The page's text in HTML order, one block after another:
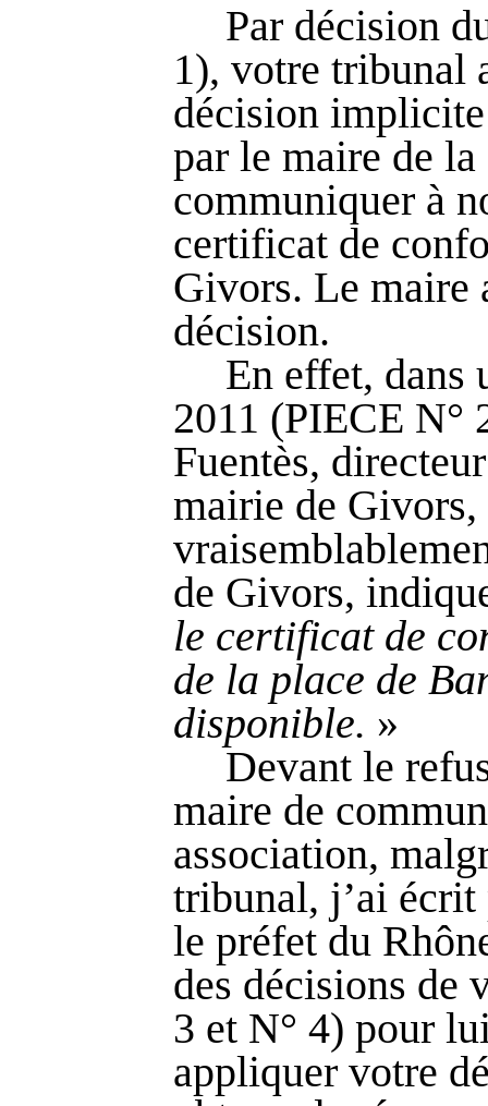
Par décision
1), votre tribunal
décision
par le maire de
communiquer à
certificat de
Givors. Le maire
décision.
En effet, dans
2011 (PIECE N°
Fuentès,
mairie de Givors,
de Givors,
le certificat de
de la place de
disponible. »
Devant le
maire de
association,
tribunal, j’ai
le préfet du
des décisions de
3 et N° 4) pour
appliquer votre